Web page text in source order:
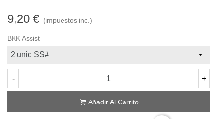
9,20 € (impuestos inc.)
BKK Assist
- +
Añadir Al Carrito